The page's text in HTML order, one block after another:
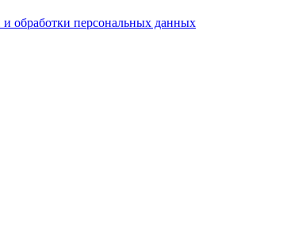
обработки персональных данных